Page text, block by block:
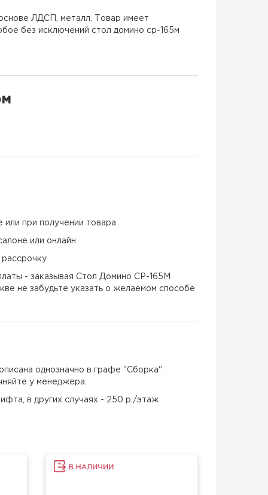
ЛДСП, металл. Товар имеет
без исключений стол домино ср-165м
или при получении товара
или онлайн
- заказывая Стол Домино СР-165М
не забудьте указать о желаемом способе
однозначно в графе "Сборка".
у менеджера.
в других случаях - 250 р./этаж